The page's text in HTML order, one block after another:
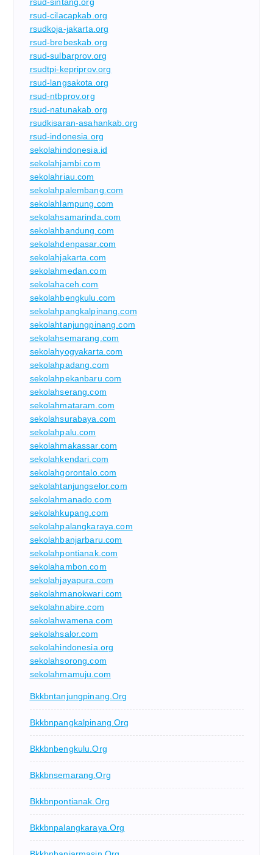
rsud-cilacapkab.org
rsudkoja-jakarta.org
rsud-brebeskab.org
rsud-sulbarprov.org
rsudtpi-kepriprov.org
rsud-langsakota.org
rsud-ntbprov.org
rsud-natunakab.org
rsudkisaran-asahankab.org
rsud-indonesia.org
sekolahindonesia.id
sekolahjambi.com
sekolahriau.com
sekolahpalembang.com
sekolahlampung.com
sekolahsamarinda.com
sekolahbandung.com
sekolahdenpasar.com
sekolahjakarta.com
sekolahmedan.com
sekolahaceh.com
sekolahbengkulu.com
sekolahpangkalpinang.com
sekolahtanjungpinang.com
sekolahsemarang.com
sekolahyogyakarta.com
sekolahpadang.com
sekolahpekanbaru.com
sekolahserang.com
sekolahmataram.com
sekolahsurabaya.com
sekolahpalu.com
sekolahmakassar.com
sekolahkendari.com
sekolahgorontalo.com
sekolahtanjungselor.com
sekolahmanado.com
sekolahkupang.com
sekolahpalangkaraya.com
sekolahbanjarbaru.com
sekolahpontianak.com
sekolahambon.com
sekolahjayapura.com
sekolahmanokwari.com
sekolahnabire.com
sekolahwamena.com
sekolahsalor.com
sekolahindonesia.org
sekolahsorong.com
sekolahmamuju.com
Bkkbntanjungpinang.org
Bkkbnpangkalpinang.org
Bkkbnbengkulu.org
Bkkbnsemarang.org
Bkkbnpontianak.org
Bkkbnpalangkaraya.org